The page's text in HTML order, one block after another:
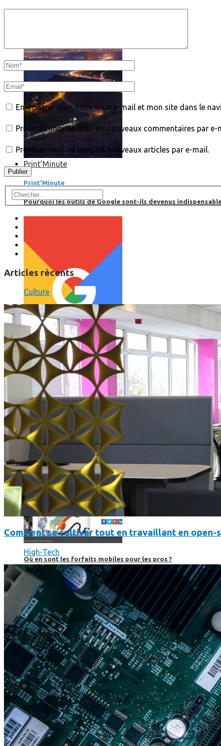
Print’Minute
Print'Minute
Pourquoi les outils de Google sont-ils devenus
Comment utiliser « Photoshop » gratuitement et légalement
Où en sont les forfaits mobiles pour les pros ?
SmartPhone
Enregistrer mon nom, mon e-mail et mon site dans le
Prévenez-moi de tous les nouveaux commentaires par e-
Prévenez-moi de tous les nouveaux articles par e-mail.
Articles récents
Culture
Comment se cultiver tout en travaillant en open-
High-Tech